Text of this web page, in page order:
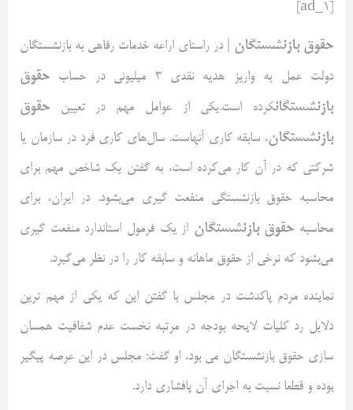
حقوق بازنشستگان | در راستای اراعه ‌خدمات رفاهی به بازنشستگان
دولت عمل به واریز هدیه نقدی ۳ میلیونی در حساب
حقوق
بازنشستگانکرده است.یکی از عوامل مهم در تعیین حقوق
بازنشستگان، سابقه کاری آنهاست. سال‌های کاری فرد در سازمان یا
شرکتی که در آن کار می‌کرده است، به گفتن یک شاخص مهم برای
محاسبه حقوق بازنشستگی منفعت گیری می‌بشود. در ایران، برای
محاسبه حقوق بازنشستگان از یک فرمول استاندارد منفعت گیری
می‌بشود که نرخی از حقوق ماهانه و سابقه کار را در نظر می‌گیرد.
نماینده مردم پاکدشت در مجلس با گفتن این که یکی از مهم ترین
دلایل رد کلیات لایحه بودجه در مرتبه نخست عدم شفافیت همسان
سازی حقوق بازنشستگان می بود، او گفت: مجلس در این عرصه پیگیر
بوده و قطعا نسبت به اجرای آن پافشاری دارد.